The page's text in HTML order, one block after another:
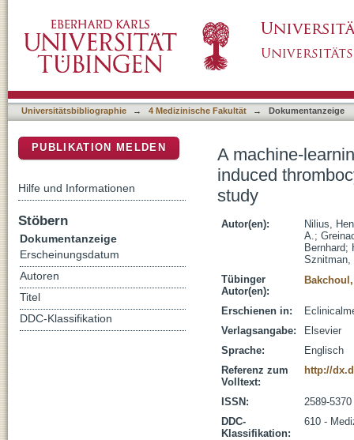
prospective, multicenter, observational study
Universitätsbibliographie → 4 Medizinische Fakultät → Dokumentanzeige
A machine-
induced
study
Autor(en):
Nilius,
A.;
Bernhard;
Sznitman,
Tübinger
Autor(en):
Erschienen in:
Verlagsangabe:
Elsevier
Sprache:
Englisch
Referenz zum
Volltext:
http://
ISSN:
2589-5370
DDC-
Klassifikation:
610 -
PUBLIKATION MELDEN
Hilfe und Informationen
Stöbern
Dokumentanzeige
Erscheinungsdatum
Autoren
Titel
DDC-Klassifikation